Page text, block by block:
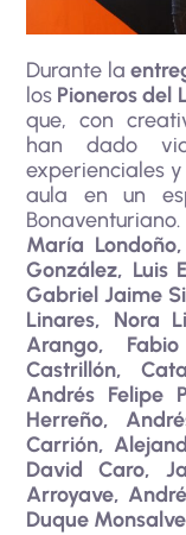
Durante la
los Pioneros del
que, con
han dado
experienciales
aula en un
María
González, Luis
Gabriel Jaime
Linares, Nora
Arango,
Castrillón,
Andrés Felipe
Herreño,
Carrión,
David Caro,
Arroyave,
Duque